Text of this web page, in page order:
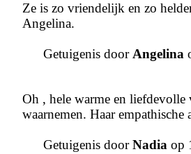
Ze is zo vriendelijk en zo
Angelina.
Getuigenis doorAngelina
Oh , hele warme en liefdevolle
waarnemen. Haar
Getuigenis doorNadia op